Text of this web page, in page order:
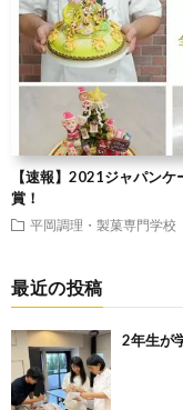
【速報】2021ジャパン
賞！
平岡調理・製菓専門学校
最近の投稿
2年生が